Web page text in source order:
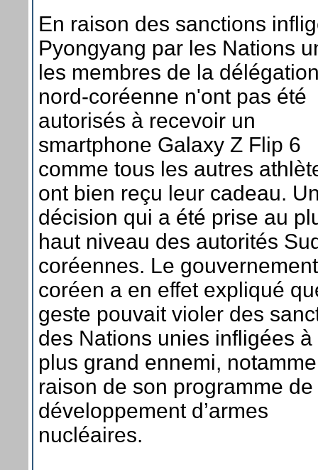
En raison des sanctions
Pyongyang par les Nations
les membres de la
nord-coréenne n'ont pas été
autorisés à recevoir un
smartphone Galaxy Z Flip 6
comme tous les autres
ont bien reçu leur cadeau.
décision qui a été prise au
haut niveau des autorités
coréennes. Le
coréen a en effet expliqué
geste pouvait violer des
des Nations unies infligées à
plus grand ennemi,
raison de son programme de
développement d’armes
nucléaires.